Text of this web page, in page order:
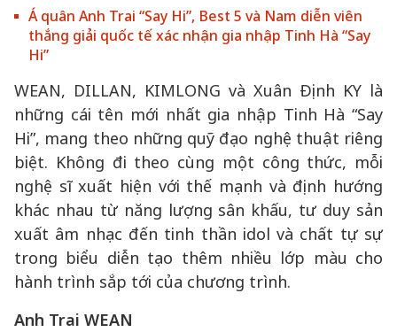
Á quân Anh Trai “Say Hi”, Best 5 và Nam diễn viên
thắng giải quốc tế xác nhận gia nhập Tinh Hà “Say
Hi”
WEAN, DILLAN, KIMLONG và Xuân Định KY là
những cái tên mới nhất gia nhập Tinh Hà “Say
Hi”, mang theo những quỹ đạo nghệ thuật riêng
biệt. Không đi theo cùng một công thức, mỗi
nghệ sĩ xuất hiện với thế mạnh và định hướng
khác nhau từ năng lượng sân khấu, tư duy sản
xuất âm nhạc đến tinh thần idol và chất tự sự
trong biểu diễn tạo thêm nhiều lớp màu cho
hành trình sắp tới của chương trình.
Anh Trai WEAN